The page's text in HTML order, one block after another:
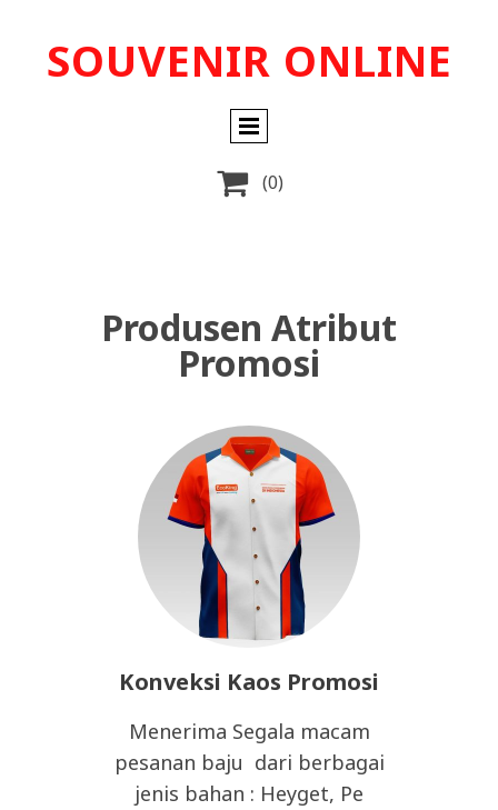
SOUVENIR ONLINE
 (0)
Produsen Atribut
Promosi
Konveksi Kaos Promosi
Menerima Segala macam
pesanan baju dari berbagai
jenis bahan : Heyget, Pe